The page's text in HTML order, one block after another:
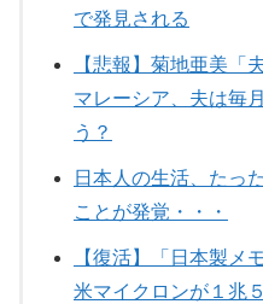
で発見される
【悲報】菊地亜美「
マレーシア、夫は毎
う？
日本人の生活、たっ
ことが発覚・・・
【復活】「日本製メ
米マイクロンが１兆